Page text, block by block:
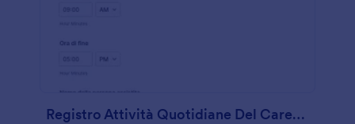
Registro Attività Quotidiane Del Caregiver